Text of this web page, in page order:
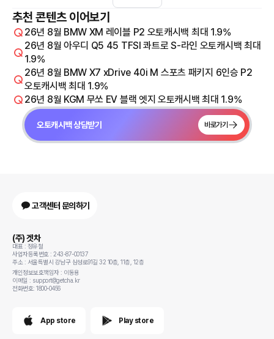
추천 콘텐츠 이어보기
26년 8월 BMW XM 레이블 P2 오토캐시백 최대 1.9%
26년 8월 아우디 Q5 45 TFSI 콰트로 S-라인 오토캐시백 최대
1.9%
26년 8월 BMW X7 xDrive 40i M 스포츠 패키지 6인승 P2
오토캐시백 최대 1.9%
26년 8월 KGM 무쏘 EV 블랙 엣지 오토캐시백 최대 1.9%
오토캐시백 상담받기 바로가기
고객센터 문의하기
(주) 겟차
대표 : 정유철
사업자등록번호 : 243-87-00137
주소 : 서울특별시 강남구 삼성로91길 32 10층, 11층, 12층
개인정보보호책임자 : 이동용
이메일 : support@getcha.kr
전화번호: 1800-0456
App store Play store